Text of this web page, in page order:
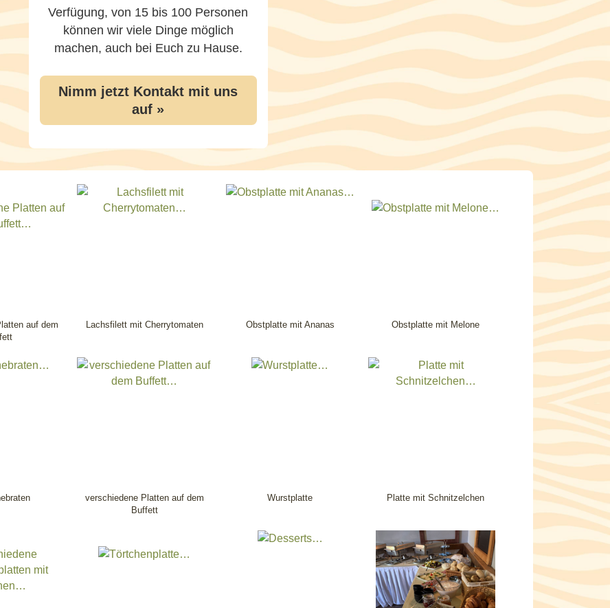
Verfügung, von 15 bis 100 Personen
können wir viele Dinge möglich
machen, auch bei Euch zu Hause.
Nimm jetzt Kontakt mit uns
auf
auf dem
Lachsfilett mit Cherrytomaten Obstplatte mit Ananas Obstplatte mit Melone
verschiedene Platten auf dem
Buffett
Wurstplatte Platte mit Schnitzelchen